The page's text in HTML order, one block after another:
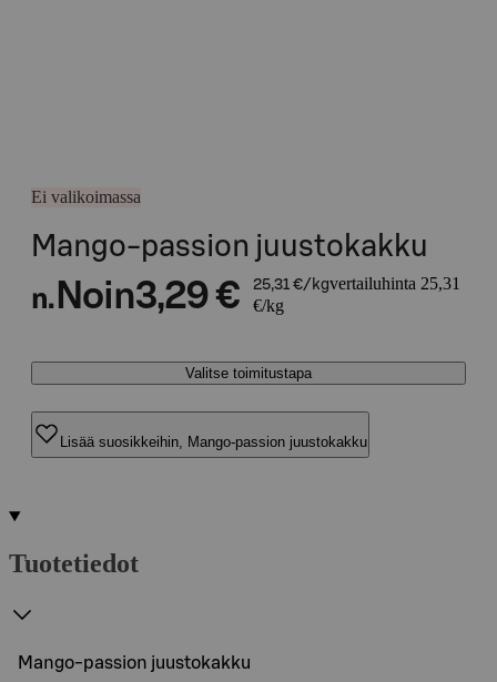
Ei valikoimassa
Mango-passion juustokakku
n. Noin3,29 € 25,31 €/kgvertailuhinta 25,31
€/kg
Valitse toimitustapa
Lisää suosikkeihin, Mango-passion juustokakku
Tuotetiedot
Mango-passion juustokakku